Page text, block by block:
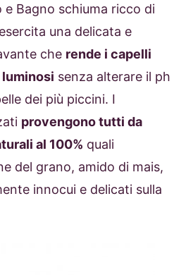
e Bagno schiuma ricco di
una delicata e
che rende i capelli
senza alterare il ph
dei più piccini. I
provengono tutti da
al 100% quali
del grano, amido di mais,
innocui e delicati sulla